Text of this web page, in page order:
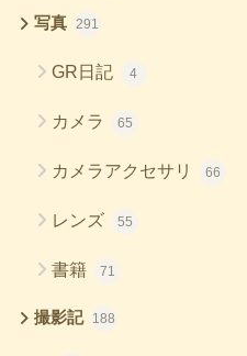
写真 291
GR日記 4
カメラ 65
カメラアクセサリ 66
レンズ 55
書籍 71
撮影記 188